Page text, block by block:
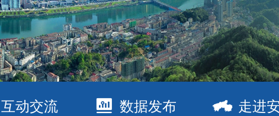
互动交流 数据发布 走进